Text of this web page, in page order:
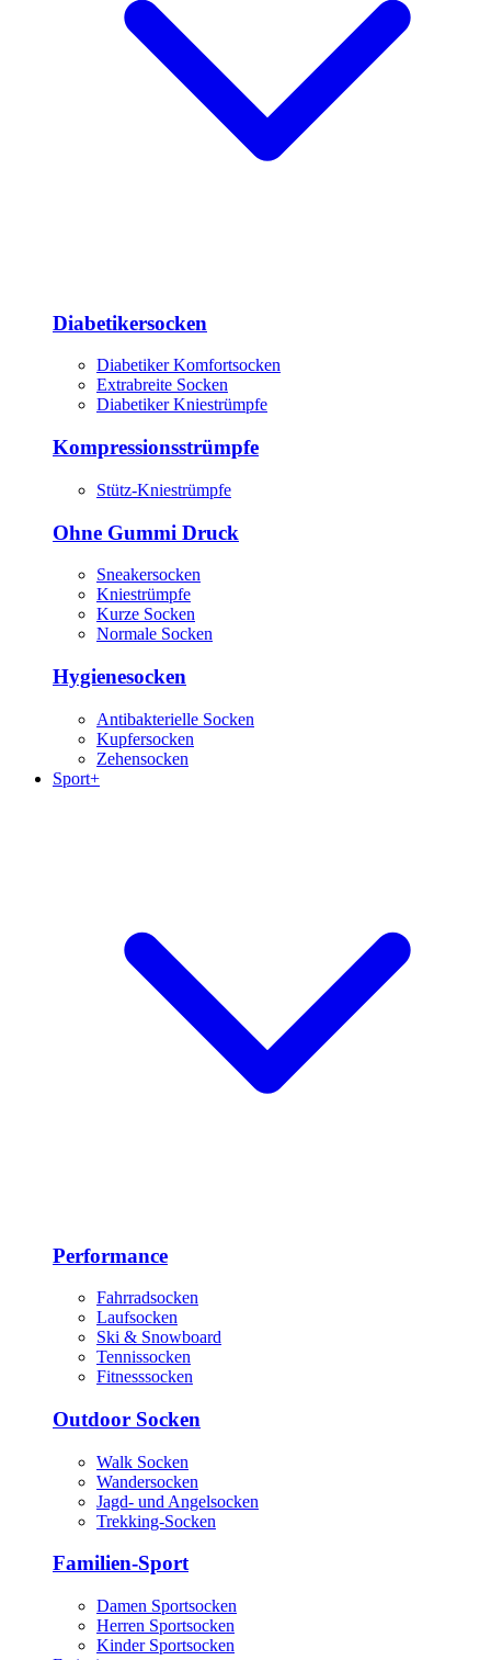
Diabetikersocken
Diabetiker Komfortsocken
Extrabreite Socken
Diabetiker Kniestrümpfe
Kompressionsstrümpfe
Stütz-Kniestrümpfe
Ohne Gummi Druck
Sneakersocken
Kniestrümpfe
Kurze Socken
Normale Socken
Hygienesocken
Antibakterielle Socken
Kupfersocken
Zehensocken
Sport+
Performance
Fahrradsocken
Laufsocken
Ski & Snowboard
Tennissocken
Fitnesssocken
Outdoor Socken
Walk Socken
Wandersocken
Jagd- und Angelsocken
Trekking-Socken
Familien-Sport
Damen Sportsocken
Herren Sportsocken
Kinder Sportsocken